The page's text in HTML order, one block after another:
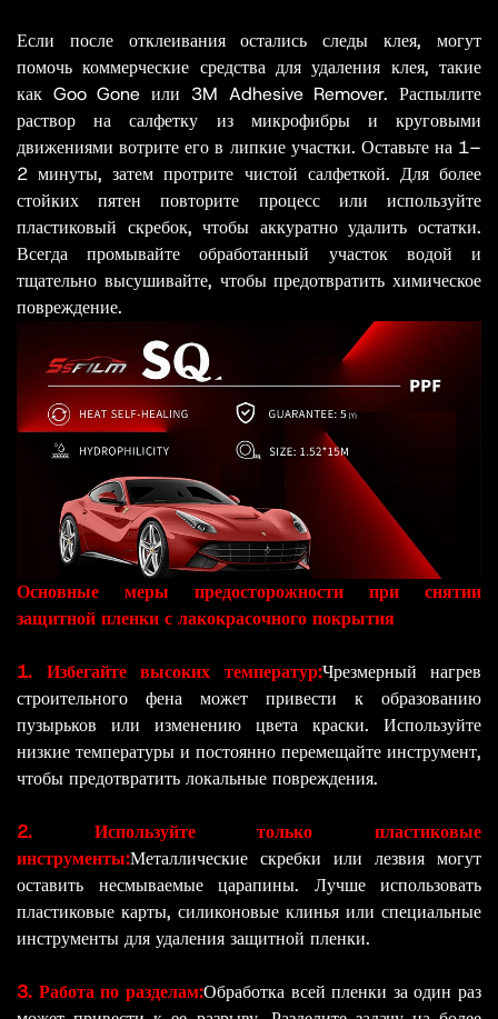
Если после отклеивания остались следы клея, могут
помочь коммерческие средства для удаления клея, такие
как Goo Gone или 3M Adhesive Remover. Распылите
раствор на салфетку из микрофибры и круговыми
движениями вотрите его в липкие участки. Оставьте на 1–
2 минуты, затем протрите чистой салфеткой. Для более
стойких пятен повторите процесс или используйте
пластиковый скребок, чтобы аккуратно удалить остатки.
Всегда промывайте обработанный участок водой и
тщательно высушивайте, чтобы предотвратить химическое
повреждение.
Основные меры предосторожности при снятии
защитной пленки с лакокрасочного покрытия
1. Избегайте высоких температур:Чрезмерный нагрев
строительного фена может привести к образованию
пузырьков или изменению цвета краски. Используйте
низкие температуры и постоянно перемещайте инструмент,
чтобы предотвратить локальные повреждения.
2. Используйте только пластиковые
инструменты:Металлические скребки или лезвия могут
оставить несмываемые царапины. Лучше использовать
пластиковые карты, силиконовые клинья или специальные
инструменты для удаления защитной пленки.
3. Работа по разделам:Обработка всей пленки за один раз